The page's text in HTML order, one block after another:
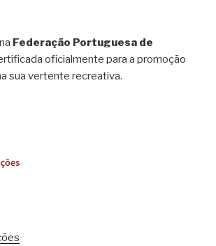
Federação Portuguesa de
oficialmente para a promoção
sua vertente recreativa.